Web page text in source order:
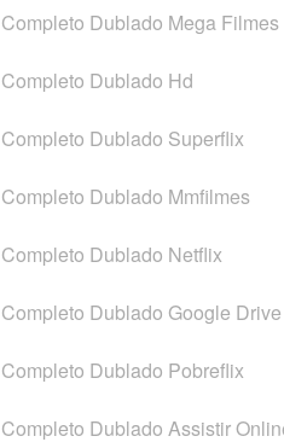
Dublado Mega Filmes
Dublado Hd
Dublado Superflix
Dublado Mmfilmes
Dublado Netflix
Dublado Google Drive
Dublado Pobreflix
Dublado Assistir